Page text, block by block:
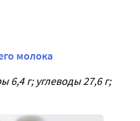
молока
6,4 г; углеводы 27,6 г;